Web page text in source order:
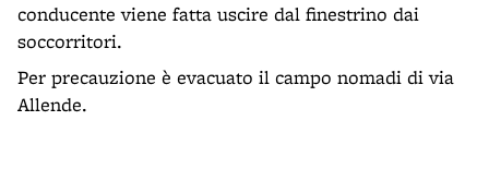
conducente viene fatta uscire dal finestrino dai
soccorritori.
Per precauzione è evacuato il campo nomadi di via
Allende.